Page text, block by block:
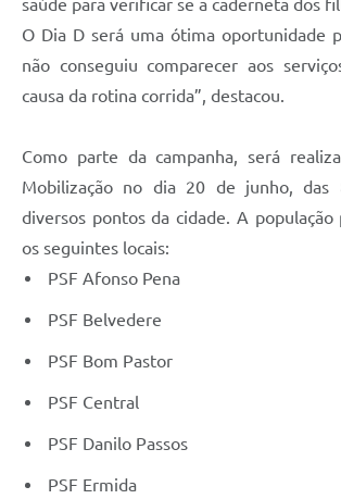
saúde para verificar se a caderneta dos
O Dia D será uma ótima oportunidade
não conseguiu comparecer aos
causa da rotina corrida”, destacou.
Como parte da campanha, será
Mobilização no dia 20 de junho, das
diversos pontos da cidade. A população
os seguintes locais:
PSF Afonso Pena
PSF Belvedere
PSF Bom Pastor
PSF Central
PSF Danilo Passos
PSF Ermida